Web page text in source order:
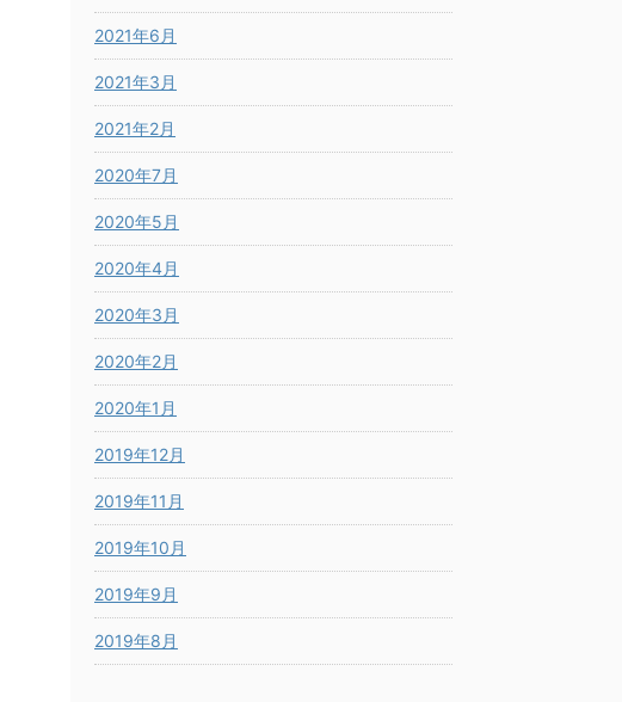
2021年6月
2021年3月
2021年2月
2020年7月
2020年5月
2020年4月
2020年3月
2020年2月
2020年1月
2019年12月
2019年11月
2019年10月
2019年9月
2019年8月